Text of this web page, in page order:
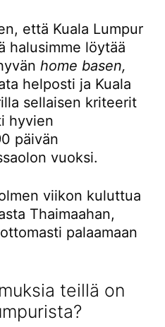
että Kuala Lumpur
halusimme löytää
home basen,
helposti ja Kuala
sellaisen kriteerit
hyvien
päivän
vuoksi.
viikon kuluttua
Thaimaahan,
palaamaan
teillä on